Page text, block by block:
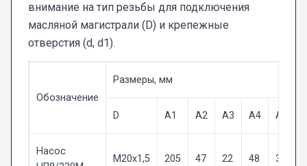
внимание на тип резьбы для подключения
масляной магистрали (D) и крепежные
отверстия (d, d1).
Обозначение
Размеры, мм
D A1 A2 A3 A4 A5
Насос
M20x1,5 205 47 22 48 35